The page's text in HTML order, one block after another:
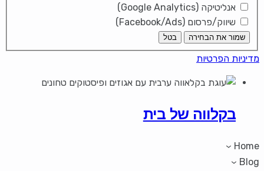
אנליטיקה (Google Analytics)
שיווק/פרסום (Facebook/Ads)
שמור את הבחירה בטל
מדיניות הפרטיות
בקלווה של בית
Home
Blog